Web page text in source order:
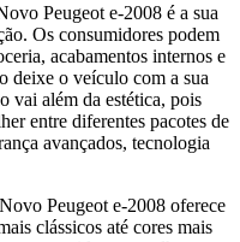
Peugeot e-2008 é a sua
Os consumidores podem
acabamentos internos e
deixe o veículo com a sua
vai além da estética, pois
entre diferentes pacotes de
avançados, tecnologia
Peugeot e-2008 oferece
clássicos até cores mais